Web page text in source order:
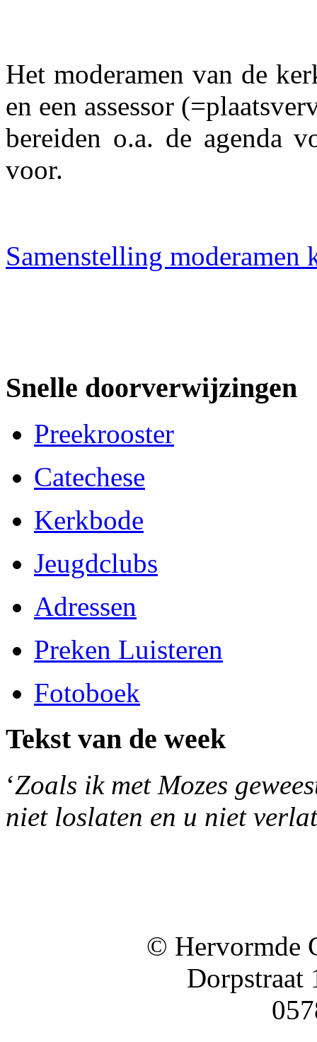
Het moderamen van de
en een assessor
bereiden o.a. de agenda
voor.
Samenstelling moderamen
Snelle doorverwijzingen
Preekrooster
Catechese
Kerkbode
Jeugdclubs
Adressen
Preken Luisteren
Fotoboek
Tekst van de week
‘Zoals ik met Mozes
niet loslaten en u niet
© Hervormde
Dorpstraat